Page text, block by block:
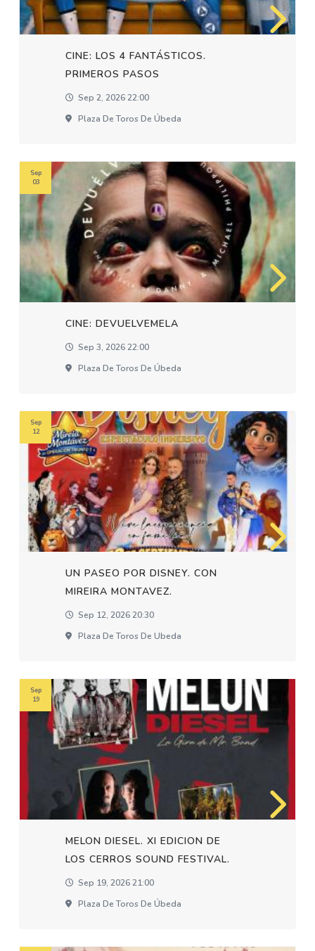
CINE: LOS 4 FANTÁSTICOS.
PRIMEROS PASOS
Sep 2, 2026 22:00
Plaza De Toros De Úbeda
CINE: DEVUELVEMELA
Sep 3, 2026 22:00
Plaza De Toros De Úbeda
Sep
03
UN PASEO POR DISNEY. CON
MIREIRA MONTAVEZ.
Sep 12, 2026 20:30
Plaza De Toros De Ubeda
Sep
12
MELON DIESEL. XI EDICION DE
LOS CERROS SOUND FESTIVAL.
Sep 19, 2026 21:00
Plaza De Toros De Úbeda
Sep
19